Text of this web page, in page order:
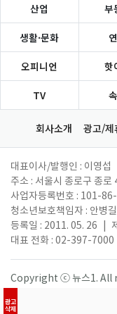
광고
삭제
산업 부
생활·문화
오피니언 핫
TV
회사소개 광고/제
대표이사/발행인 : 이영섭
주소 : 서울시 종로구 종
사업자등록번호 : 101-
청소년보호책임자 : 안병길
등록일 : 2011. 05. 26
대표 전화 : 02-397-7000
Copyright ⓒ 뉴스1. All